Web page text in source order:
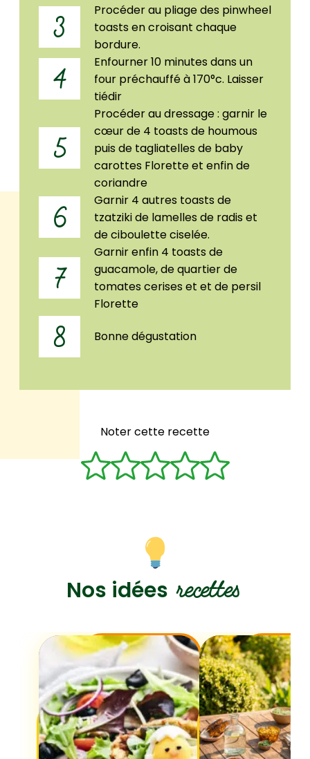
3
Procéder au pliage des pinwheel
toasts en croisant chaque
bordure.
4
Enfourner 10 minutes dans un
four préchauffé à 170°c. Laisser
tiédir
5
Procéder au dressage : garnir le
cœur de 4 toasts de houmous
puis de tagliatelles de baby
carottes Florette et enfin de
coriandre
6
Garnir 4 autres toasts de
tzatziki de lamelles de radis et
de ciboulette ciselée.
7
Garnir enfin 4 toasts de
guacamole, de quartier de
tomates cerises et et de persil
Florette
8 Bonne dégustation
Noter cette recette
Nos idées recettes